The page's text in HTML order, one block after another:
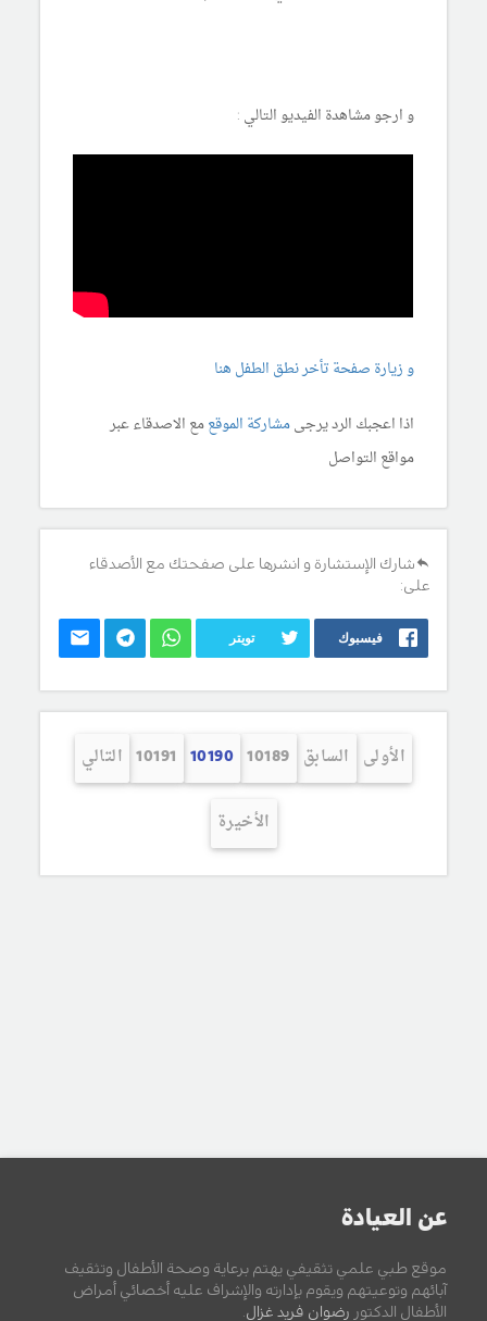
و ارجو مشاهدة الفيديو التالي :
و زيارة صفحة تأخر نطق الطفل هنا
اذا اعجبك الرد يرجىمشاركة الموقعمع الاصدقاء عبر
مواقع التواصل
شارك الإستشارة و انشرها على صفحتك مع الأصدقاء
على:
فيسبوك تويتر
الأولى السابق 10189
10190
10191 التالي
الأخيرة
عن العيادة
موقع طبي علمي تثقيفي يهتم برعاية وصحة الأطفال وتثقيف
آبائهم وتوعيتهم ويقوم بإدارته والإشراف عليه أخصائي أمراض
الأطفال الدكتور رضوان فريد غزال